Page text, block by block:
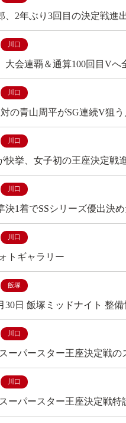
、2年ぶり3回目の決定戦進
川口
大会連覇＆通算100回目Vへ
川口
の青山周平がSG連続V狙う
川口
快挙、女子初の王座決定戦
川口
決1着でSSシリーズ優出決
川口
トギャラリー
飯塚
30日 飯塚ミッドナイト 整
川口
ーパースター王座決定戦
川口
ーパースター王座決定戦